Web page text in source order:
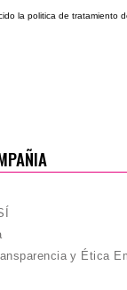
la politica de tratamiento
y Ética